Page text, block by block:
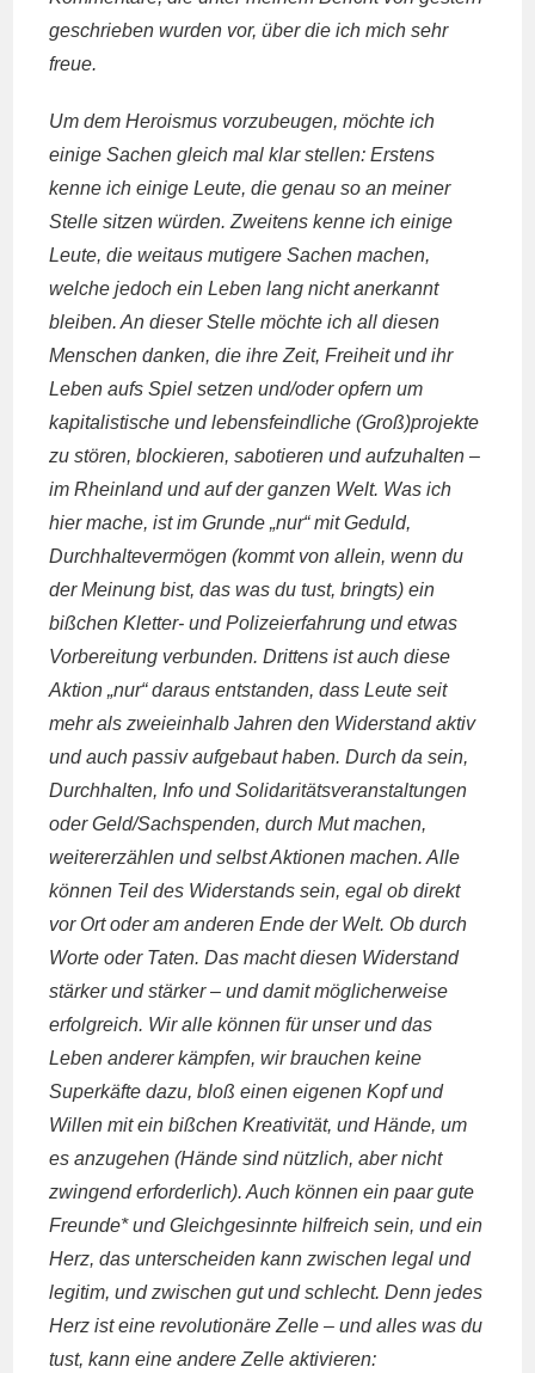
geschrieben wurden vor, über die ich mich sehr
freue.
Um dem Heroismus vorzubeugen, möchte ich
einige Sachen gleich mal klar stellen: Erstens
kenne ich einige Leute, die genau so an meiner
Stelle sitzen würden. Zweitens kenne ich einige
Leute, die weitaus mutigere Sachen machen,
welche jedoch ein Leben lang nicht anerkannt
bleiben. An dieser Stelle möchte ich all diesen
Menschen danken, die ihre Zeit, Freiheit und ihr
Leben aufs Spiel setzen und/oder opfern um
kapitalistische und lebensfeindliche (Groß)projekte
zu stören, blockieren, sabotieren und aufzuhalten –
im Rheinland und auf der ganzen Welt. Was ich
hier mache, ist im Grunde „nur“ mit Geduld,
Durchhaltevermögen (kommt von allein, wenn du
der Meinung bist, das was du tust, bringts) ein
bißchen Kletter- und Polizeierfahrung und etwas
Vorbereitung verbunden. Drittens ist auch diese
Aktion „nur“ daraus entstanden, dass Leute seit
mehr als zweieinhalb Jahren den Widerstand aktiv
und auch passiv aufgebaut haben. Durch da sein,
Durchhalten, Info und Solidaritätsveranstaltungen
oder Geld/Sachspenden, durch Mut machen,
weitererzählen und selbst Aktionen machen. Alle
können Teil des Widerstands sein, egal ob direkt
vor Ort oder am anderen Ende der Welt. Ob durch
Worte oder Taten. Das macht diesen Widerstand
stärker und stärker – und damit möglicherweise
erfolgreich. Wir alle können für unser und das
Leben anderer kämpfen, wir brauchen keine
Superkäfte dazu, bloß einen eigenen Kopf und
Willen mit ein bißchen Kreativität, und Hände, um
es anzugehen (Hände sind nützlich, aber nicht
zwingend erforderlich). Auch können ein paar gute
Freunde* und Gleichgesinnte hilfreich sein, und ein
Herz, das unterscheiden kann zwischen legal und
legitim, und zwischen gut und schlecht. Denn jedes
Herz ist eine revolutionäre Zelle – und alles was du
tust, kann eine andere Zelle aktivieren: